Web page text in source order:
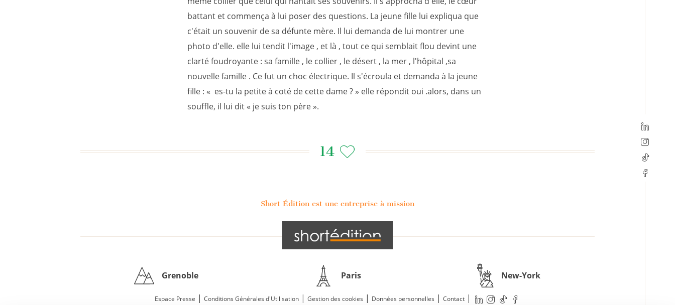
battant et commença à lui poser des questions. La jeune fille lui expliqua que
c'était un souvenir de sa défunte mère. Il lui demanda de lui montrer une
photo d'elle. elle lui tendit l'image , et là , tout ce qui semblait flou devint une
clarté foudroyante : sa famille , le collier , le désert , la mer , l'hôpital ,sa
nouvelle famille . Ce fut un choc électrique. Il s'écroula et demanda à la jeune
fille : « es-tu la petite à coté de cette dame ? » elle répondit oui .alors, dans un
souffle, il lui dit « je suis ton père ».
14
Short Édition est une entreprise à mission
Grenoble Paris New-York
Espace Presse | Conditions Générales d'Utilisation | Gestion des cookies | Données personnelles | Contact |